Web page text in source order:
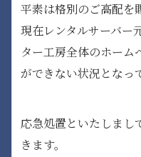
平素は格別のご高配を
現在レンタルサーバー
ター工房全体のホーム
ができない状況となっ
応急処置といたしまし
きます。